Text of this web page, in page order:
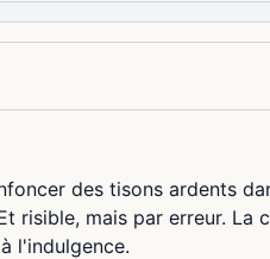
des tisons ardents
risible, mais par erreur. La
l'indulgence.